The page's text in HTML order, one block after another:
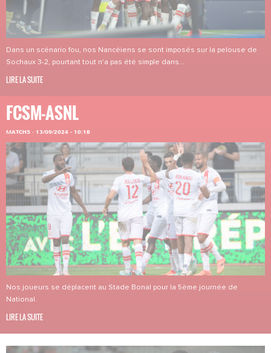
Dans un scénario fou, nos Nancéiens se sont imposés sur la pelouse de
Sochaux 3-2, pourtant tout n'a pas été simple dans...
LIRE LA SUITE
FCSM-ASNL
MATCHS · 13/09/2024 - 10:18
Nos joueurs se déplacent au Stade Bonal pour la 5ème journée de
National.
LIRE LA SUITE